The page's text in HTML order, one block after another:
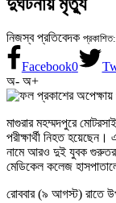
নিজস্ব প্রতিবেদক
Facebook0
অ- অ+
মাগুরার মহম্মদপুরে
পরীক্ষার্থী নিহত
নামে আরও দুই যুবক গুরুতর
মেডিকেল কলেজ
রোববার (৯ আগস্ট) রাতে